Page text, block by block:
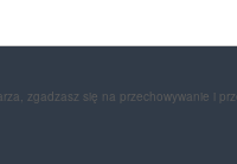
zgadzasz się na przechowywanie i